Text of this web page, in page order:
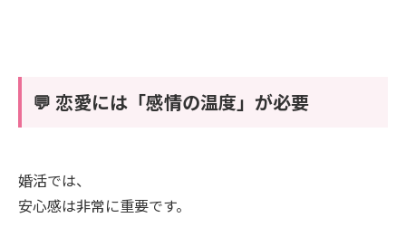
💬 恋愛には「感情の温度」が必要
婚活では、
安心感は非常に重要です。